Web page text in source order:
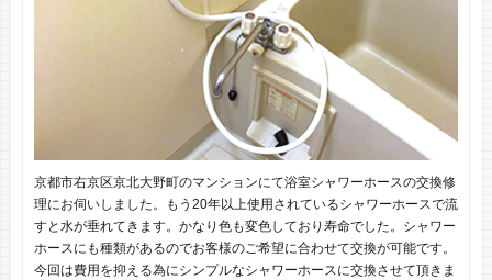
京都市右京区京北大野町のマンションにて浴室シャワーホースの交換修
理にお伺いしました。もう20年以上使用されているシャワーホースで流
すと水が垂れてきます。かなり色も変色しており寿命でした。シャワー
ホースにも種類があるのでお客様のご希望に合わせて交換が可能です。
今回は費用を抑える為にシンプルなシャワーホースに交換させて頂きま